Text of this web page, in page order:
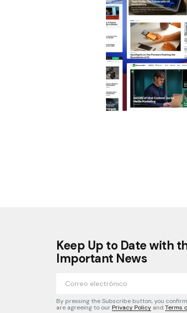
Keep Up to Date with
Important News
By pressing the Subscribe button, you
are agreeing to ourPrivacy Policy and Terms